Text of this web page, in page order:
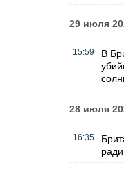
29 июля
15:59
В
28 июля
16:35